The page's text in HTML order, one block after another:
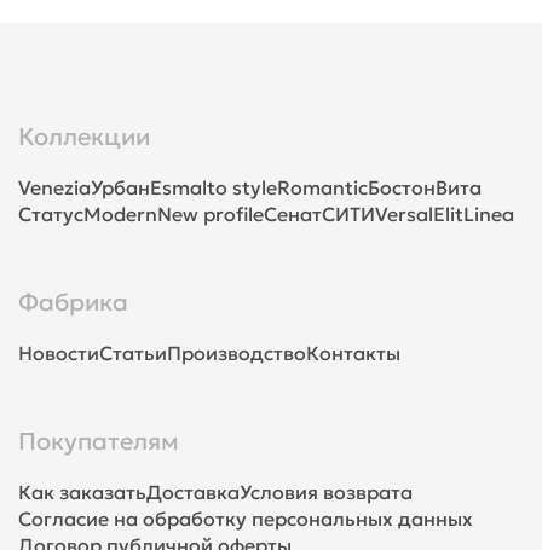
Коллекции
VeneziaУрбанEsmalto styleRomanticБостонВита
СтатусModernNew profileСенатСИТИVersalElitLinea
Фабрика
НовостиСтатьиПроизводствоКонтакты
Покупателям
Как заказатьДоставкаУсловия возврата
Согласие на обработку персональных данных
Договор публичной оферты